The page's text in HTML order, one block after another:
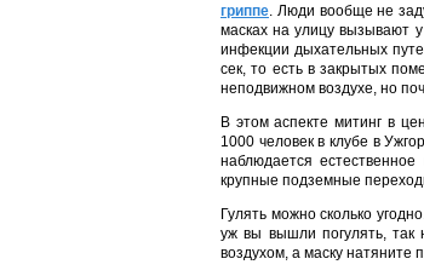
гриппе . Люди вообще не
масках на улицу вызывают
инфекции дыхательных
сек, то есть в закрытых
неподвижном воздухе, но
В этом аспекте митинг в
1000 человек в клубе в
наблюдается
крупные подземные
Гулять можно сколько
уж вы вышли погулять,
воздухом, а маску натяните